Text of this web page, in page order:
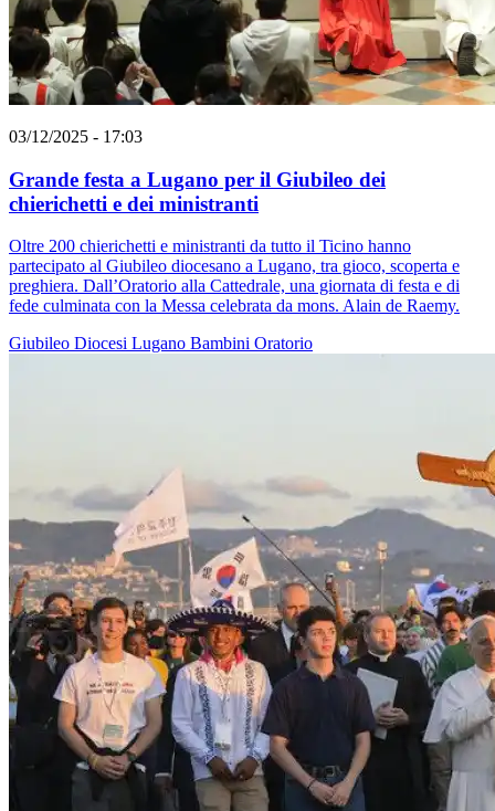
03/12/2025 - 17:03
Grande festa a Lugano per il Giubileo dei
chierichetti e dei ministranti
Oltre 200 chierichetti e ministranti da tutto il Ticino hanno
partecipato al Giubileo diocesano a Lugano, tra gioco, scoperta e
preghiera. Dall’Oratorio alla Cattedrale, una giornata di festa e di
fede culminata con la Messa celebrata da mons. Alain de Raemy.
Giubileo Diocesi Lugano Bambini Oratorio